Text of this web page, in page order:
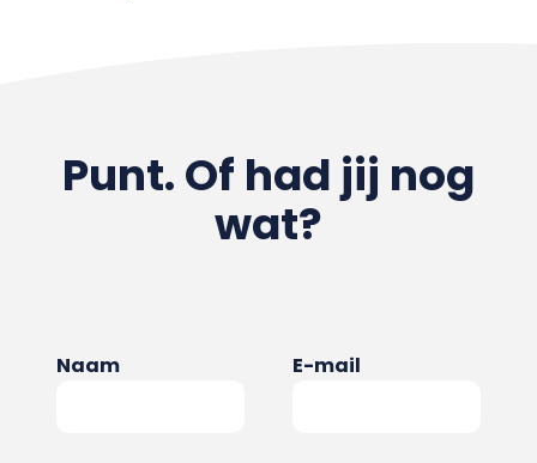
Punt. Of had jij nog
wat?
Naam E-mail